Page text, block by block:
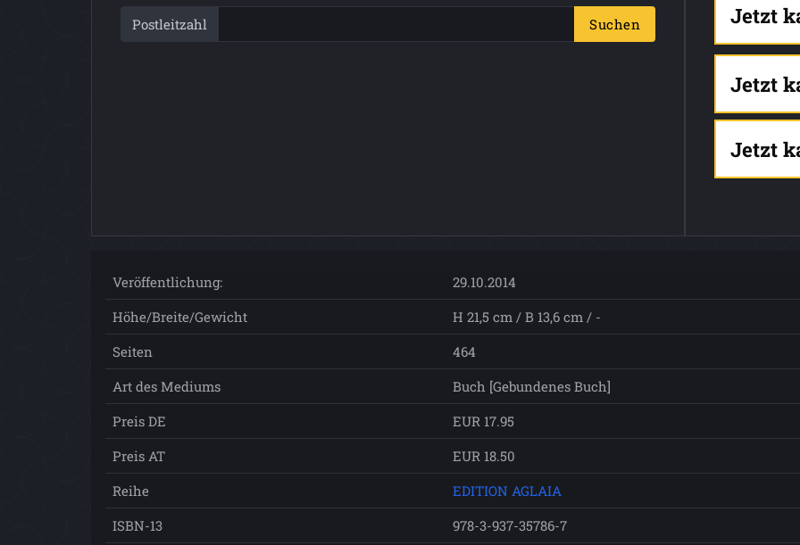
Postleitzahl Suchen Jetzt
Jetzt
Jetzt
Veröffentlichung:
29.10.2014
Höhe/Breite/Gewicht
H 21,5 cm / B 13,6 cm / -
Seiten
464
Art des Mediums
Buch [Gebundenes Buch]
Preis DE
EUR 17.95
Preis AT
EUR 18.50
Reihe
EDITION AGLAIA
ISBN-13
978-3-937-35786-7